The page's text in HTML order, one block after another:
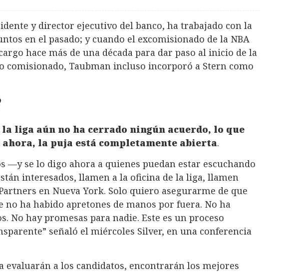
y director ejecutivo del banco, ha trabajado con la
en el pasado; y cuando el excomisionado de la NBA
hace más de una década para dar paso al inicio de la
comisionado, Taubman incluso incorporó a Stern como
liga aún no ha cerrado ningún acuerdo, lo que
la puja está completamente abierta.
—y se lo digo ahora a quienes puedan estar escuchando
interesados, llamen a la oficina de la liga, llamen
en Nueva York. Solo quiero asegurarme de que
no ha habido apretones de manos por fuera. No ha
No hay promesas para nadie. Este es un proceso
señaló el miércoles Silver, en una conferencia
evaluarán a los candidatos, encontrarán los mejores